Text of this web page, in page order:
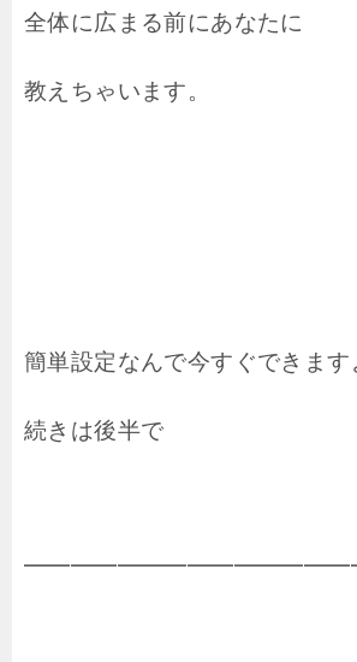
全体に広まる前にあなたに
教えちゃいます。
簡単設定なんで今すぐできます
続きは後半で